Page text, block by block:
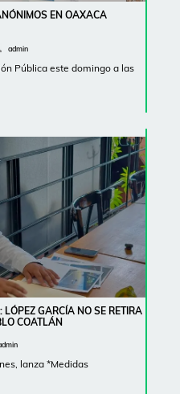
EN OAXACA
admin
Pública este domingo a las
GARCÍA NO SE RETIRA
COATLÁN
lanza *Medidas